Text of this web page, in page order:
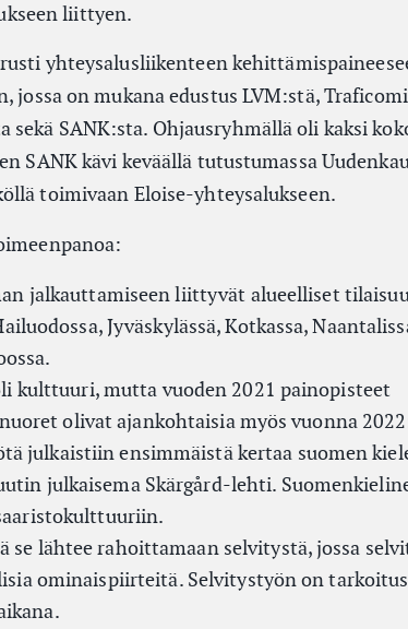
liittyen.
yhteysalusliikenteen
on mukana edustus LVM:stä,
sekä SANK:sta. Ohjausryhmällä oli kaksi
SANK kävi keväällä tutustumassa
toimivaan Eloise-yhteysalukseen.
jalkauttamiseen liittyvät alueelliset
Jyväskylässä, Kotkassa,
kulttuuri, mutta vuoden 2021 painopisteet
olivat ajankohtaisia myös vuonna
julkaistiin ensimmäistä kertaa suomen
julkaisema Skärgård-lehti.
se lähtee rahoittamaan selvitystä, jossa
ominaispiirteitä. Selvitystyön on tarkoitus